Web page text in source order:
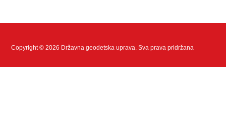
Copyright © 2026 Državna geodetska uprava. Sva prava pridržana